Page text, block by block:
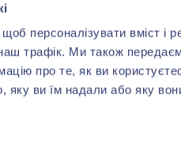
персоналізувати вміст і
трафік. Ми також
про те, як ви
яку ви їм надали або яку